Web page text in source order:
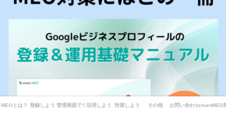
MEOとは？ 登録しよう 管理画面でできることは？
活用しよう 対策しよう その他 お問い合わせsmartMEO